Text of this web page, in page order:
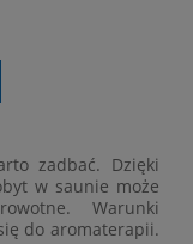
zadbać. Dzięki
w saunie może
Warunki
do aromaterapii.